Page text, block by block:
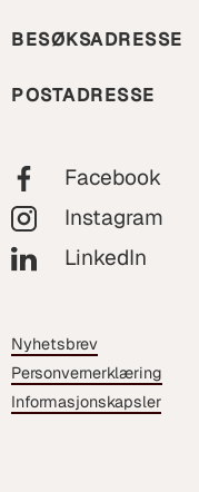
BESØKSADRESSE
POSTADRESSE
Facebook
Instagram
LinkedIn
Nyhetsbrev
Personvernerklæring
Informasjonskapsler